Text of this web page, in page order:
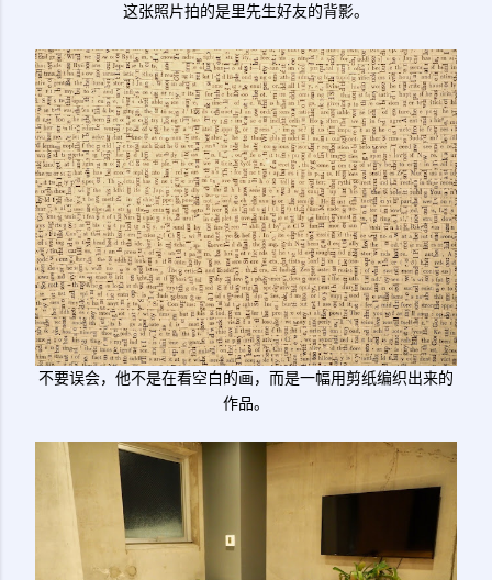
这张照片拍的是里先生好友的背影。
不要误会，他不是在看空白的画，而是一幅用剪纸编织出来的
作品。